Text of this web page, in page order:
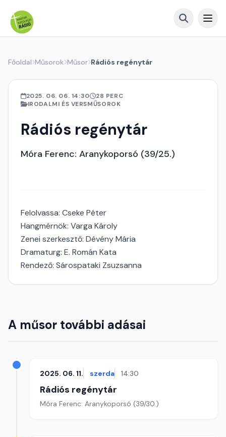
Főoldal Műsorok Műsor Rádiós regénytár
2025. 06. 06. 14:30
28 PERC
IRODALMI ÉS VERSMŰSOROK
Rádiós regénytár
Móra Ferenc: Aranykoporsó (39/25.)
Felolvassa: Cseke Péter
Hangmérnök: Varga Károly
Zenei szerkesztő: Dévény Mária
Dramaturg: E. Román Kata
Rendező: Sárospataki Zsuzsanna
A műsor további adásai
2025. 06. 11. szerda 14:30
Rádiós regénytár
Móra Ferenc: Aranykoporsó (39/30.)